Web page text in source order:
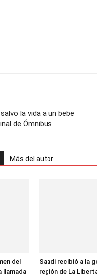
la vida a un bebé
de Ómnibus
Más del autor
del
llamada
Saadi recibió a la
región de La